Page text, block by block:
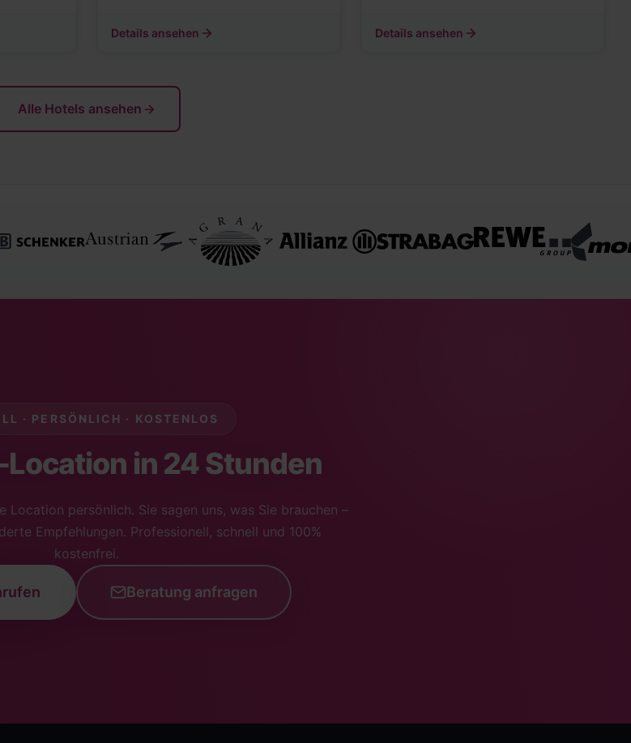
Details ansehen Details ansehen
Alle Hotels ansehen
· PERSÖNLICH · KOSTENLOS
Location in 24 Stunden
Location persönlich. Sie sagen uns, was Sie brauchen –
Empfehlungen. Professionell, schnell und 100%
kostenfrei.
Beratung anfragen